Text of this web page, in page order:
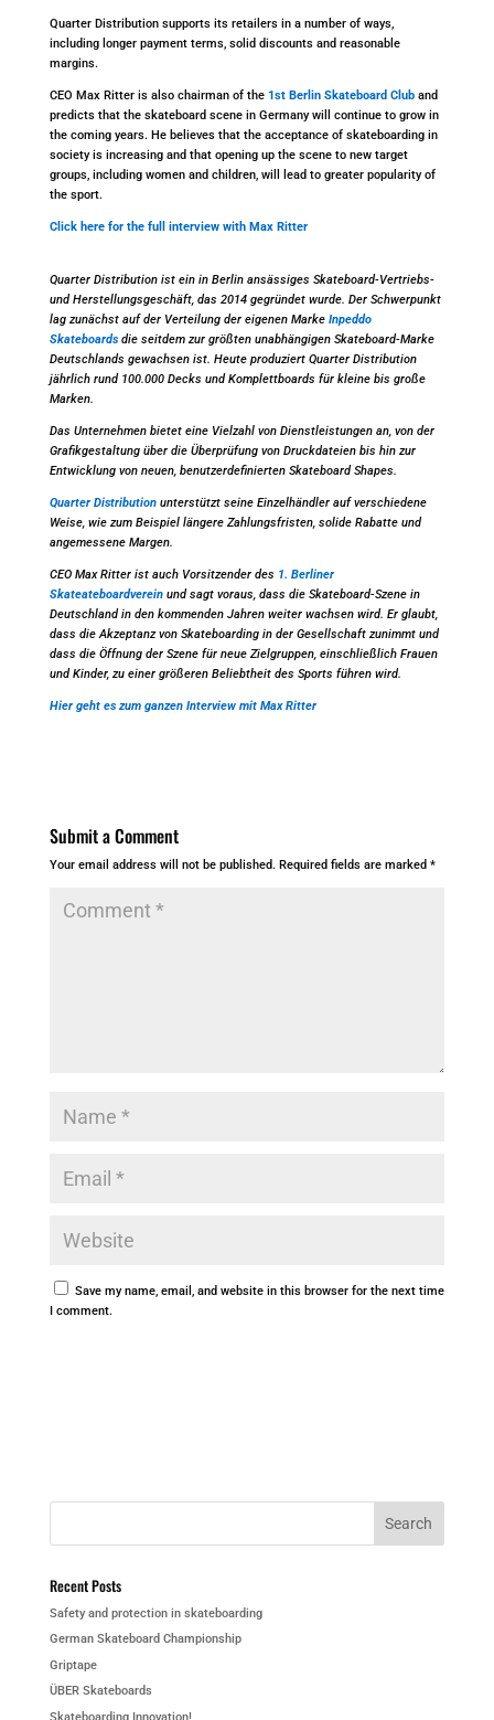
Quarter Distribution supports its retailers in a number of ways,
including longer payment terms, solid discounts and reasonable
margins.
CEO Max Ritter is also chairman of the1st Berlin Skateboard Cluband
predicts that the skateboard scene in Germany will continue to grow in
the coming years. He believes that the acceptance of skateboarding in
society is increasing and that opening up the scene to new target
groups, including women and children, will lead to greater popularity of
the sport.
Click here for the full interview with Max Ritter
Quarter Distribution ist ein in Berlin ansässiges Skateboard-Vertriebs-
und Herstellungsgeschäft, das 2014 gegründet wurde. Der Schwerpunkt
lag zunächst auf der Verteilung der eigenen Marke Inpeddo
Skateboardsdie seitdem zur größten unabhängigen Skateboard-Marke
Deutschlands gewachsen ist. Heute produziert Quarter Distribution
jährlich rund 100.000 Decks und Komplettboards für kleine bis große
Marken.
Das Unternehmen bietet eine Vielzahl von Dienstleistungen an, von der
Grafikgestaltung über die Überprüfung von Druckdateien bis hin zur
Entwicklung von neuen, benutzerdefinierten Skateboard Shapes.
Quarter Distributionunterstützt seine Einzelhändler auf verschiedene
Weise, wie zum Beispiel längere Zahlungsfristen, solide Rabatte und
angemessene Margen.
CEO Max Ritter ist auch Vorsitzender des 1. Berliner
Skateateboardvereinund sagt voraus, dass die Skateboard-Szene in
Deutschland in den kommenden Jahren weiter wachsen wird. Er glaubt,
dass die Akzeptanz von Skateboarding in der Gesellschaft zunimmt und
dass die Öffnung der Szene für neue Zielgruppen, einschließlich Frauen
und Kinder, zu einer größeren Beliebtheit des Sports führen wird.
Hier geht es zum ganzen Interview mit Max Ritter
Submit a Comment
Your email address will not be published. Required fields are marked *
Save my name, email, and website in this browser for the next time
I comment.
Recent Posts
Safety and protection in skateboarding
German Skateboard Championship
Griptape
ÜBER Skateboards
Skateboarding Innovation!